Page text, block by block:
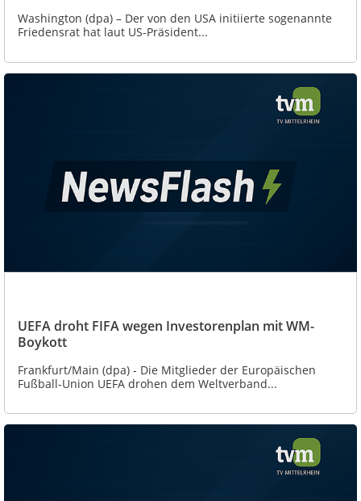
Washington (dpa) – Der von den USA initiierte sogenannte
Friedensrat hat laut US-Präsident...
UEFA droht FIFA wegen Investorenplan mit WM-
Boykott
Frankfurt/Main (dpa) - Die Mitglieder der Europäischen
Fußball-Union UEFA drohen dem Weltverband...